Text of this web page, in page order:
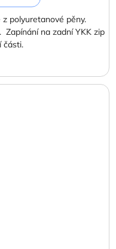
polyuretanové pěny.
Zapínání na zadní YKK zip
části.